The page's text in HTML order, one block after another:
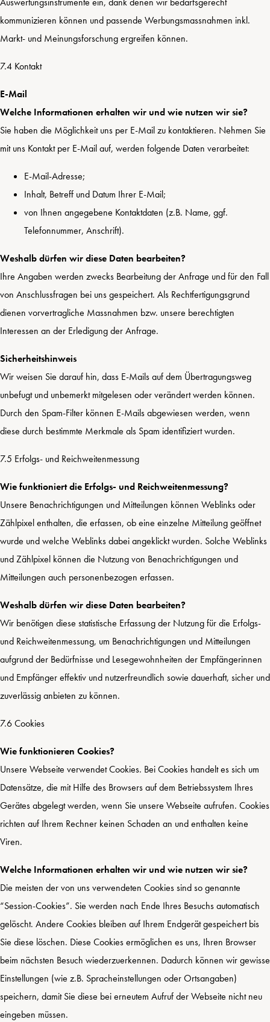
kommunizieren können und passende Werbungsmassnahmen inkl.
Markt- und Meinungsforschung ergreifen können.
7.4 Kontakt
E-Mail
Welche Informationen erhalten wir und wie nutzen wir sie?
Sie haben die Möglichkeit uns per E-Mail zu kontaktieren. Nehmen Sie
mit uns Kontakt per E-Mail auf, werden folgende Daten verarbeitet:
E-Mail-Adresse;
Inhalt, Betreff und Datum Ihrer E-Mail;
von Ihnen angegebene Kontaktdaten (z.B. Name, ggf.
Telefonnummer, Anschrift).
Weshalb dürfen wir diese Daten bearbeiten?
Ihre Angaben werden zwecks Bearbeitung der Anfrage und für den Fall
von Anschlussfragen bei uns gespeichert. Als Rechtfertigungsgrund
dienen vorvertragliche Massnahmen bzw. unsere berechtigten
Interessen an der Erledigung der Anfrage.
Sicherheitshinweis
Wir weisen Sie darauf hin, dass E-Mails auf dem Übertragungsweg
unbefugt und unbemerkt mitgelesen oder verändert werden können.
Durch den Spam-Filter können E-Mails abgewiesen werden, wenn
diese durch bestimmte Merkmale als Spam identifiziert wurden.
7.5 Erfolgs- und Reichweitenmessung
Wie funktioniert die Erfolgs- und Reichweitenmessung?
Unsere Benachrichtigungen und Mitteilungen können Weblinks oder
Zählpixel enthalten, die erfassen, ob eine einzelne Mitteilung geöffnet
wurde und welche Weblinks dabei angeklickt wurden. Solche Weblinks
und Zählpixel können die Nutzung von Benachrichtigungen und
Mitteilungen auch personenbezogen erfassen.
Weshalb dürfen wir diese Daten bearbeiten?
Wir benötigen diese statistische Erfassung der Nutzung für die Erfolgs-
und Reichweitenmessung, um Benachrichtigungen und Mitteilungen
aufgrund der Bedürfnisse und Lesegewohnheiten der Empfängerinnen
und Empfänger effektiv und nutzerfreundlich sowie dauerhaft, sicher und
zuverlässig anbieten zu können.
7.6 Cookies
Wie funktionieren Cookies?
Unsere Webseite verwendet Cookies. Bei Cookies handelt es sich um
Datensätze, die mit Hilfe des Browsers auf dem Betriebssystem Ihres
Gerätes abgelegt werden, wenn Sie unsere Webseite aufrufen. Cookies
richten auf Ihrem Rechner keinen Schaden an und enthalten keine
Viren.
Welche Informationen erhalten wir und wie nutzen wir sie?
Die meisten der von uns verwendeten Cookies sind so genannte
“Session-Cookies”. Sie werden nach Ende Ihres Besuchs automatisch
gelöscht. Andere Cookies bleiben auf Ihrem Endgerät gespeichert bis
Sie diese löschen. Diese Cookies ermöglichen es uns, Ihren Browser
beim nächsten Besuch wiederzuerkennen. Dadurch können wir gewisse
Einstellungen (wie z.B. Spracheinstellungen oder Ortsangaben)
speichern, damit Sie diese bei erneutem Aufruf der Webseite nicht neu
eingeben müssen.